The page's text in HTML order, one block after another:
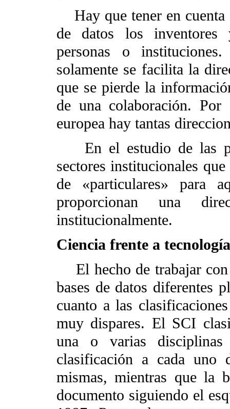
Hay que tener en cuenta
de datos los inventores
personas o
solamente se facilita la
que se pierde la
de una colaboración.
europea hay tantas
En el estudio de las
sectores institucionales
de «particulares» para
proporcionan una
institucionalmente.
Ciencia frente a tecnología
El hecho de trabajar con
bases de datos diferentes
cuanto a las
muy dispares. El SCI
una o varias
clasificación a cada uno
mismas, mientras que la
documento siguiendo el